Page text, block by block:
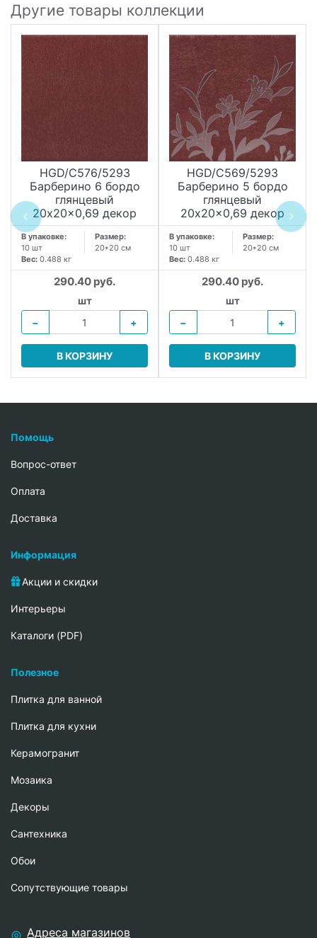
Другие товары коллекции
HGD/C576/5293
Барберино 6 бордо
глянцевый
20x20x0,69 декор
В упаковке:
10 шт
Размер:
20*20 см
Вес: 0.488 кг
290.40 руб.
шт
−
+
В КОРЗИНУ
HGD/C569/5293
Барберино 5 бордо
глянцевый
20x20x0,69 декор
В упаковке:
10 шт
Размер:
20*20 см
Вес: 0.488 кг
290.40 руб.
шт
−
+
В КОРЗИНУ
Помощь
Вопрос-ответ
Oплата
Доставка
Информация
Акции и скидки
Интерьеры
Каталоги (PDF)
Полезное
Плитка для ванной
Плитка для кухни
Керамогранит
Мозаика
Декоры
Сантехника
Обои
Сопутствующие товары
Адреса магазинов